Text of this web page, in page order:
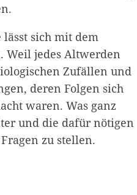
sich mit dem
Weil jedes Altwerden
Zufällen und
deren Folgen sich
waren. Was ganz
und die dafür nötigen
zu stellen.